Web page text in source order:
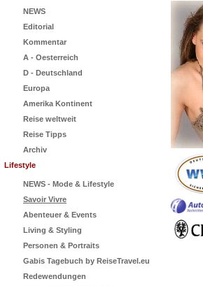
NEWS
Editorial
Kommentar
A - Oesterreich
D - Deutschland
Europa
Amerika Kontinent
Reise weltweit
Reise Tipps
Archiv
Lifestyle
NEWS - Mode & Lifestyle
Savoir Vivre
Abenteuer & Events
Living & Styling
Personen & Portraits
Gabis Tagebuch by ReiseTravel.eu
Redewendungen